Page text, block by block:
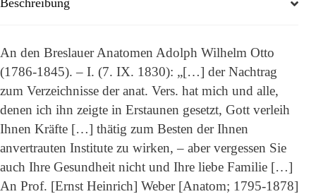
Beschreibung
An den Breslauer Anatomen Adolph Wilhelm Otto
(1786-1845). – I. (7. IX. 1830): „[…] der Nachtrag
zum Verzeichnisse der anat. Vers. hat mich und alle,
denen ich ihn zeigte in Erstaunen gesetzt, Gott verleih
Ihnen Kräfte […] thätig zum Besten der Ihnen
anvertrauten Institute zu wirken, – aber vergessen Sie
auch Ihre Gesundheit nicht und Ihre liebe Familie […]
An Prof. [Ernst Heinrich] Weber [Anatom; 1795-1878]